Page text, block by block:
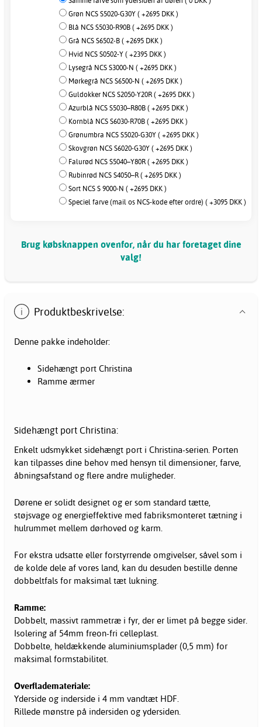
Grøn NCS S5020-G30Y ( +2695 DKK )
Blå NCS S5030-R90B ( +2695 DKK )
Grå NCS S6502-B ( +2695 DKK )
Hvid NCS S0502-Y ( +2395 DKK )
Lysegrå NCS S3000-N ( +2695 DKK )
Mørkegrå NCS S6500-N ( +2695 DKK )
Guldokker NCS S2050-Y20R ( +2695 DKK )
Azurblå NCS S5030–R80B ( +2695 DKK )
Kornblå NCS S6030-R70B ( +2695 DKK )
Grønumbra NCS S5020-G30Y ( +2695 DKK )
Skovgrøn NCS S6020-G30Y ( +2695 DKK )
Falurød NCS S5040–Y80R ( +2695 DKK )
Rubinrød NCS S4050–R ( +2695 DKK )
Sort NCS S 9000-N ( +2695 DKK )
Speciel farve (mail os NCS-kode efter ordre) ( +3095 DKK )
Brug købsknappen ovenfor, når du har foretaget dine
valg!
Produktbeskrivelse:
Denne pakke indeholder:
Sidehængt port Christina
Ramme ærmer
Sidehængt port Christina:
Enkelt udsmykket sidehængt port i Christina-serien. Porten
kan tilpasses dine behov med hensyn til dimensioner, farve,
åbningsafstand og flere andre muligheder.
Dørene er solidt designet og er som standard tætte,
støjsvage og energieffektive med fabriksmonteret tætning i
hulrummet mellem dørhoved og karm.
For ekstra udsatte eller forstyrrende omgivelser, såvel som i
de kolde dele af vores land, kan du desuden bestille denne
dobbeltfals for maksimal tæt lukning.
Ramme:
Dobbelt, massivt rammetræ i fyr, der er limet på begge sider.
Isolering af 54mm freon-fri celleplast.
Dobbelte, heldækkende aluminiumsplader (0,5 mm) for
maksimal formstabilitet.
Overflademateriale:
Yderside og inderside i 4 mm vandtæt HDF.
Rillede mønstre på indersiden og ydersiden.